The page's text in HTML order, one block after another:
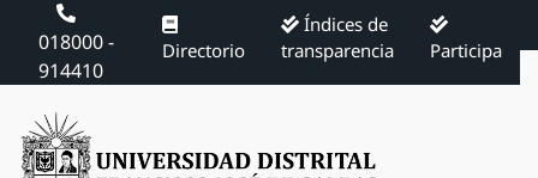
018000 -
914410
Directorio
Índices de
transparencia
Participa